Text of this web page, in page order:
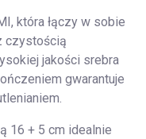
która łączy w sobie
czystością
jakości srebra
gwarantuje
16 + 5 cm idealnie